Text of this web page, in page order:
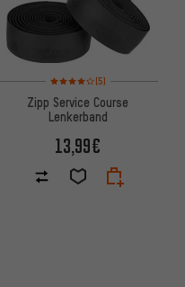
Bewertungen: 4 von 5
(5)
Zipp Service Course
Lenkerband
13,99€